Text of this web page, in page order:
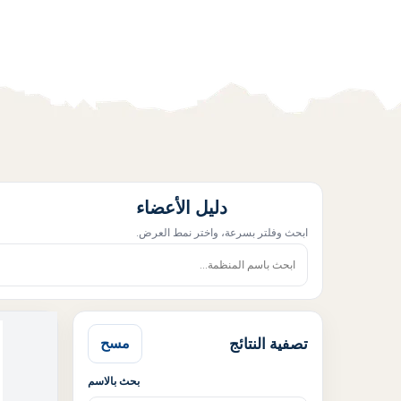
دليل الأعضاء
ابحث وفلتر بسرعة، واختر نمط العرض.
تصفية النتائج مسح
بحث بالاسم